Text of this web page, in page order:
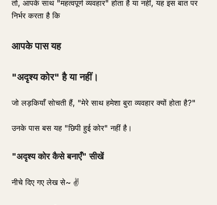
तो, आपके साथ "महत्वपूर्ण व्यवहार" होता है या नहीं, यह इस बात पर
निर्भर करता है कि
आपके पास यह
"अदृश्य कोर" है या नहीं।
जो लड़कियाँ सोचती हैं, "मेरे साथ हमेशा बुरा व्यवहार क्यों होता है?"
उनके पास बस यह "छिपी हुई कोर" नहीं है।
"अदृश्य कोर कैसे बनाएँ" सीखें
नीचे दिए गए लेख से~ ✌️